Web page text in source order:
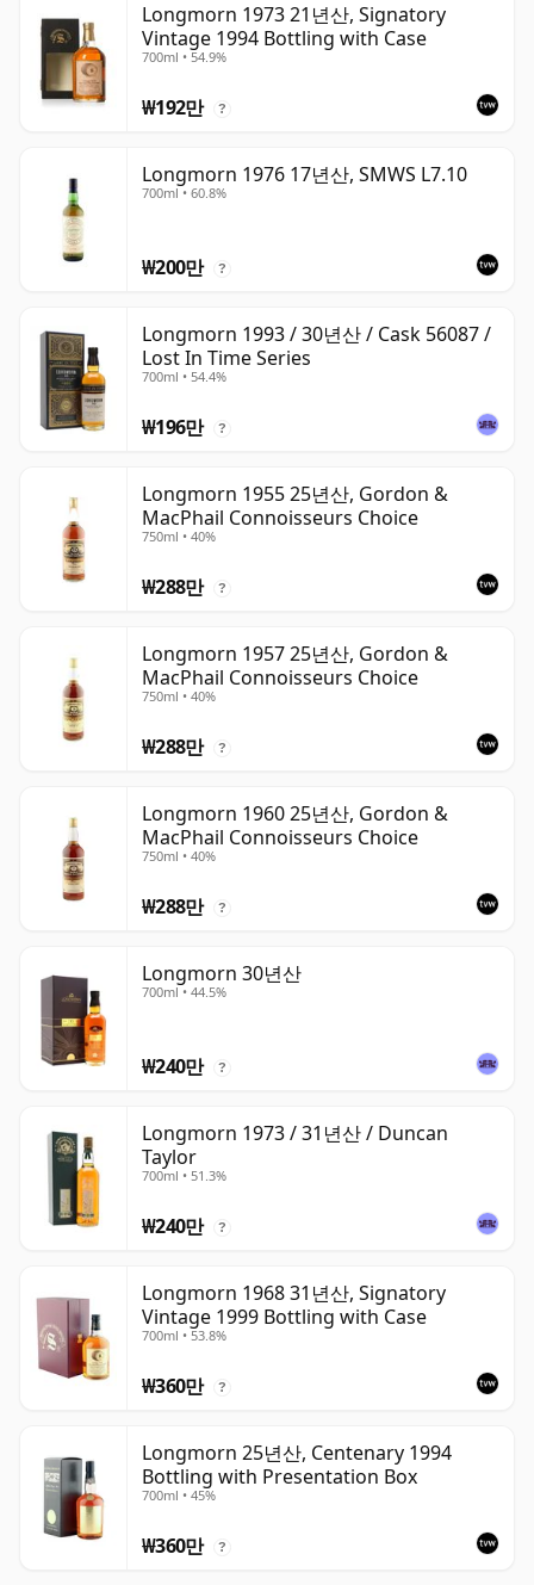
Longmorn 1973 21년산, Signatory
Vintage 1994 Bottling with Case
700ml • 54.9%
₩192만 ?
Longmorn 1976 17년산, SMWS L7.10
700ml • 60.8%
₩200만 ?
Longmorn 1993 / 30년산 / Cask 56087 /
Lost In Time Series
700ml • 54.4%
₩196만 ?
Longmorn 1955 25년산, Gordon &
MacPhail Connoisseurs Choice
750ml • 40%
₩288만 ?
Longmorn 1957 25년산, Gordon &
MacPhail Connoisseurs Choice
750ml • 40%
₩288만 ?
Longmorn 1960 25년산, Gordon &
MacPhail Connoisseurs Choice
750ml • 40%
₩288만 ?
Longmorn 30년산
700ml • 44.5%
₩240만 ?
Longmorn 1973 / 31년산 / Duncan
Taylor
700ml • 51.3%
₩240만 ?
Longmorn 1968 31년산, Signatory
Vintage 1999 Bottling with Case
700ml • 53.8%
₩360만 ?
Longmorn 25년산, Centenary 1994
Bottling with Presentation Box
700ml • 45%
₩360만 ?